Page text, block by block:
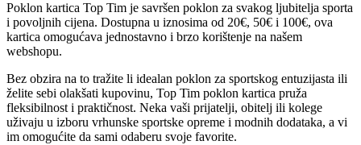
Poklon kartica Top Tim je savršen poklon za svakog ljubitelja sporta
i povoljnih cijena. Dostupna u iznosima od 20€, 50€ i 100€, ova
kartica omogućava jednostavno i brzo korištenje na našem
webshopu.
Bez obzira na to tražite li idealan poklon za sportskog entuzijasta ili
želite sebi olakšati kupovinu, Top Tim poklon kartica pruža
fleksibilnost i praktičnost. Neka vaši prijatelji, obitelj ili kolege
uživaju u izboru vrhunske sportske opreme i modnih dodataka, a vi
im omogućite da sami odaberu svoje favorite.